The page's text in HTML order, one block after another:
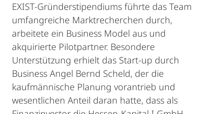
EXIST-Gründerstipendiums führte das Team
umfangreiche Marktrecherchen durch,
arbeitete ein Business Model aus und
akquirierte Pilotpartner. Besondere
Unterstützung erhielt das Start-up durch
Business Angel Bernd Scheld, der die
kaufmännische Planung vorantrieb und
wesentlichen Anteil daran hatte, dass als